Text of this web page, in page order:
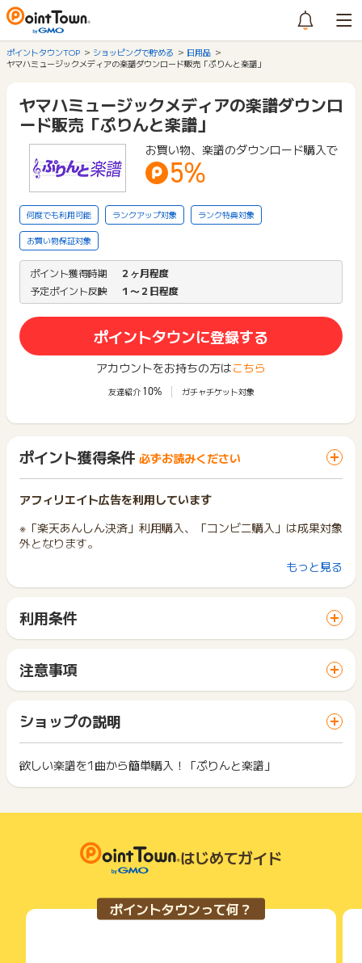
ポイントタウンTOP ショッピングで貯める
日用品
ヤマハミュージックメディアの楽譜ダウンロード販売「ぷりんと楽譜」
ヤマハミュージックメディアの楽譜ダウンロ
ード販売「ぷりんと楽譜」
お買い物、楽譜のダウンロード購入で
5%
何度でも利用可能 ランクアップ対象 ランク特典対象
お買い物保証対象
ポイント獲得時期
２ヶ月程度
予定ポイント反映
１〜２日程度
ポイントタウンに登録する
アカウントをお持ちの方はこちら
友達紹介 10% ガチャチケット対象
ポイント獲得条件 必ずお読みください
アフィリエイト広告を利用しています
※「楽天あんしん決済」利用購入、「コンビニ購入」は成果対象
外となります。
※ポイントに関するお問い合わせは、ポイントタウンのサポート
お問い合わせをした場合、ポイント獲得対象外となる場合がご
もっと見る
利用条件
サイトに移動してからお申し込みやお買い物が完了するまでの
間に、同じブラウザ（※）で他のサイトに移動した場合はポイン
ト獲得ができません。
「 ショッピングでポイントGET 」ボタンを押した時とサービ
ス・お買い物利用時で、デバイス・ブラウザが異なる場合はポ
イント獲得ができません。
2回以上同じお買い物・サービスをご利用される場合は、毎回
ポイントタウンに戻り、「 ショッピングでポイントGET 」ボ
得無効」となる可能性があります。
・同一端末や同一世帯で、繰り返し利用不可のサービス・お買
い物を複数回ご利用された場合
て一度でも同サービス・お買い物を利用されたことがある場合
ご利用前には、Cookieの削除をおこなっていただくことを推奨
注意事項
一部のサービスにつきましては、1商品につき10円単位の金額
は切り捨てとなります。
ポイント獲得が1ポイント未満のものは切り捨てとなり、ポイ
ント履歴には記載されません。
原則として広告主側のポイント等を利用して支払われた金額分
につきましては、ポイントタウンのポイント獲得の対象には含
商品の交換や一部でもキャンセルされた場合、ポイントが無効
になる可能性もございます。
各サービス・お買い物の獲得ポイントや獲得条件、キャンペー
れた時点の条件が適用されます。
条件を達成しているかどうかは各広告主ではなく、代理店が行
ショップの説明
欲しい楽譜を1曲から簡単購入！「ぷりんと楽譜」
はじめてガイド
ポイントタウンって何？